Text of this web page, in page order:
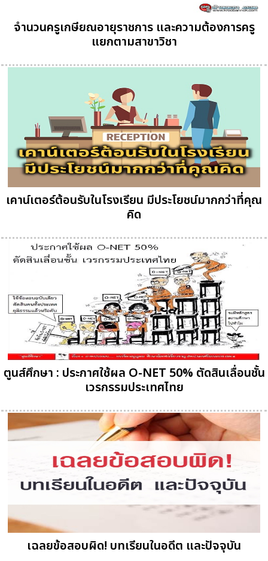
จำนวนครูเกษียณอายุราชการ และความต้องการครู
แยกตามสาขาวิชา
เคาน์เตอร์ต้อนรับในโรงเรียน มีประโยชน์มากกว่าที่คุณ
คิด
ตูนส์ศึกษา : ประกาศใช้ผล O-NET 50% ตัดสินเลื่อนชั้น
เวรกรรมประเทศไทย
เฉลยข้อสอบผิด! บทเรียนในอดีต และปัจจุบัน